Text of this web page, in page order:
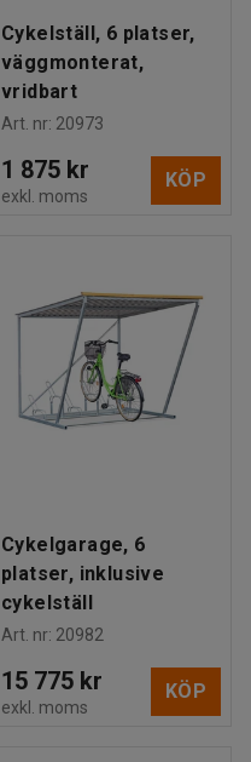
Cykelställ, 6 platser,
väggmonterat,
vridbart
Art. nr: 20973
1 875 kr
exkl. moms
KÖP
Cykelgarage, 6
platser, inklusive
cykelställ
Art. nr: 20982
15 775 kr
exkl. moms
KÖP